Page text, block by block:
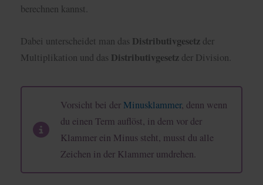
berechnen kannst.
Dabei unterscheidet man das Distributivgesetz der
Multiplikation und das Distributivgesetz der Division.
Vorsicht bei der Minusklammer, denn wenn
du einen Term auflöst, in dem vor der
Klammer ein Minus steht, musst du alle
Zeichen in der Klammer umdrehen.